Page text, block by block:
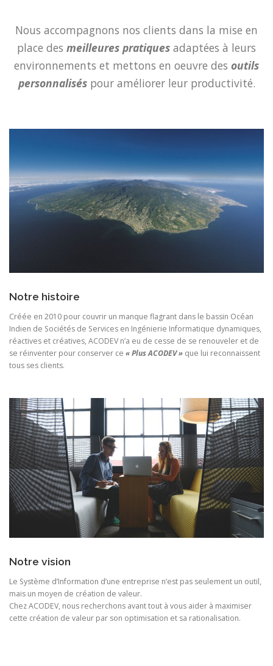
Nous accompagnons nos clients dans la mise en
place des meilleures pratiques adaptées à leurs
environnements et mettons en oeuvre des outils
personnaliséspour améliorer leur productivité.
Notre histoire
Créée en 2010 pour couvrir un manque flagrant dans le bassin Océan
Indien de Sociétés de Services en Ingénierie Informatique dynamiques,
réactives et créatives, ACODEV n’a eu de cesse de se renouveler et de
se réinventer pour conserver ce « Plus ACODEV » que lui reconnaissent
tous ses clients.
Notre vision
Le Système d’Information d’une entreprise n’est pas seulement un outil,
mais un moyen de création de valeur.
Chez ACODEV, nous recherchons avant tout à vous aider à maximiser
cette création de valeur par son optimisation et sa rationalisation.